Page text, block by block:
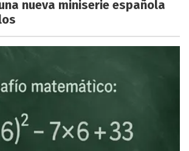
nueva miniserie española